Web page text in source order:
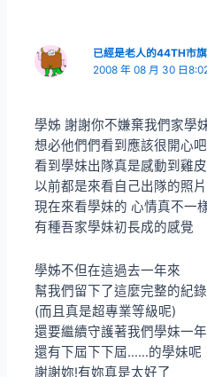
已經是老人的44TH市旗
2008 年 08 月 30 日
學姊 謝謝你不嫌棄我們家學
想必他們們看到應該很開心
看到學妹出隊真是感動到雞
以前都是來看自己出隊的照片
現在來看學妹的 心情真不一
有種吾家學妹初長成的感覺
學姊不但在這過去一年來
幫我們留下了這麼完整的紀錄
(而且真是超專業等級呢)
還要繼續守護著我們學妹一年
還有下屆下下屆……的學妹呢
謝謝妳!有妳真是太好了